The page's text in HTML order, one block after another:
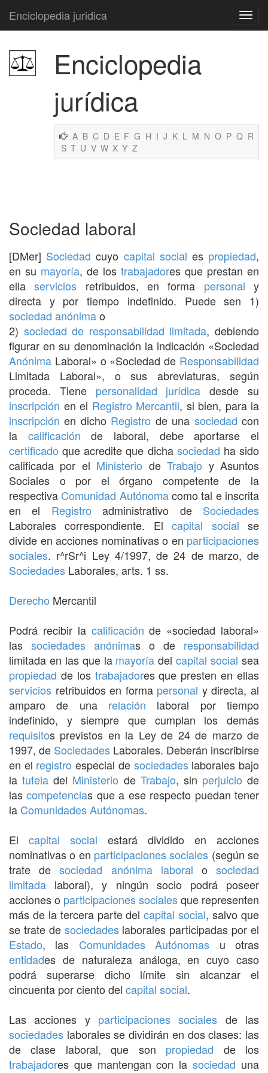
Enciclopedia juridica
Enciclopedia
jurídica
A B C D E F G H I J K L M N O P Q R
S T U V W X Y Z
Sociedad laboral
[DMer] Sociedad cuyo capital social es propiedad,
en su mayoría, de los trabajadores que prestan en
ellaservicios retribuidos, en forma personal y
directa y por tiempo indefinido. Puede sen 1)
sociedad anónimao
2) sociedad de responsabilidad limitada, debiendo
figurar en su denominación la indicación «Sociedad
Anónima Laboral» o «Sociedad de Responsabilidad
Limitada Laboral», o sus abreviaturas, según
proceda. Tiene personalidad jurídica desde su
inscripción en el Registro Mercantil, si bien, para la
inscripción en dicho Registro de una sociedad con
la calificación de laboral, debe aportarse el
certificado que acredite que dicha sociedad ha sido
calificada por el Ministerio deTrabajo y Asuntos
Sociales o por el órgano competente de la
respectiva Comunidad Autónomacomo tal e inscrita
en el Registro administrativo de Sociedades
Laborales correspondiente. Elcapital social se
divide en acciones nominativas o en participaciones
sociales. r^rSr^i Ley 4/1997, de 24 de marzo, de
Sociedades Laborales, arts. 1 ss.
Derecho Mercantil
Podrá recibir la calificación de «sociedad laboral»
las sociedades anónimas o de responsabilidad
limitada en las que la mayoría delcapital social sea
propiedad de los trabajadores que presten en ellas
servicios retribuidos en forma personal y directa, al
amparo de una relación laboral por tiempo
indefinido, y siempre que cumplan los demás
requisitos previstos en la Ley de 24 de marzo de
1997, de Sociedades Laborales. Deberán inscribirse
en el registro especial de sociedadeslaborales bajo
latutela del Ministerio de Trabajo, sin perjuicio de
lascompetencias que a ese respecto puedan tener
la Comunidades Autónomas.
El capital social estará dividido en acciones
nominativas o en participaciones sociales (según se
trate desociedad anónima laboral osociedad
limitada laboral), y ningún socio podrá poseer
acciones o participaciones socialesque representen
más de la tercera parte delcapital social, salvo que
se trate de sociedadeslaborales participadas por el
Estado, las Comunidades Autónomas u otras
entidades de naturaleza análoga, en cuyo caso
podrá superarse dicho límite sin alcanzar el
cincuenta por ciento del capital social.
Las acciones y participaciones sociales de las
sociedades laborales se dividirán en dos clases: las
de clase laboral, que son propiedad de los
trabajadores que mantengan con lasociedad una